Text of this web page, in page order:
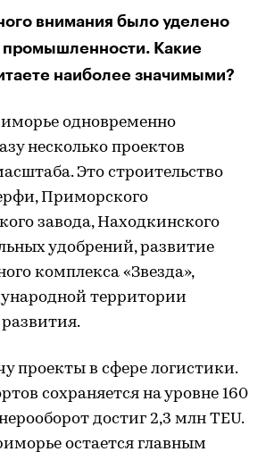
внимания было уделено
промышленности. Какие
наиболее значимыми?
одновременно
несколько проектов
Это строительство
Приморского
завода, Находкинского
удобрений, развитие
комплекса «Звезда»,
территории
проекты в сфере логистики.
сохраняется на уровне 160
достиг 2,3 млн TEU.
остается главным